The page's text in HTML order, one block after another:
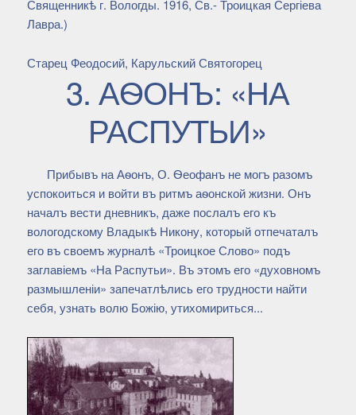
Священникѣ г. Вологды. 1916, Св.- Троицкая Сергіева
Лавра.)
Старец Феодосий, Карульский Святогорец
3. АѲОНЪ: «НА
РАСПУТЬИ»
Прибывъ на Аѳонъ, О. Ѳеофанъ не могъ разомъ
успокоиться и войти въ ритмъ аѳонской жизни. Онъ
началъ вести дневникъ, даже послалъ его къ
вологодскому Владыкѣ Никону, который отпечаталъ
его въ своемъ журналѣ «Троицкое Слово» подъ
заглавіемъ «На Распутьи». Въ этомъ его «духовномъ
размышленіи» запечатлѣлись его трудности найти
себя, узнать волю Божію, утихомириться...